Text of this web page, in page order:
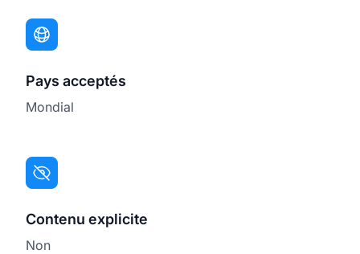
Pays acceptés
Mondial
Contenu explicite
Non